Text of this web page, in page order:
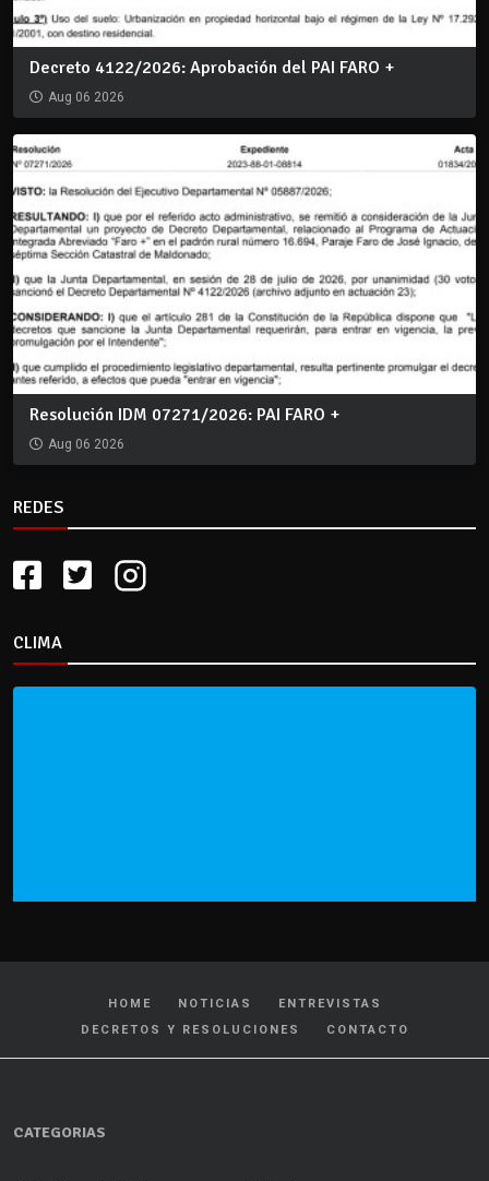
Decreto 4122/2026: Aprobación del PAI FARO +
Aug 06 2026
Resolución IDM 07271/2026: PAI FARO +
Aug 06 2026
REDES
CLIMA
HOME NOTICIAS
ENTREVISTAS
DECRETOS Y RESOLUCIONES
CONTACTO
CATEGORIAS